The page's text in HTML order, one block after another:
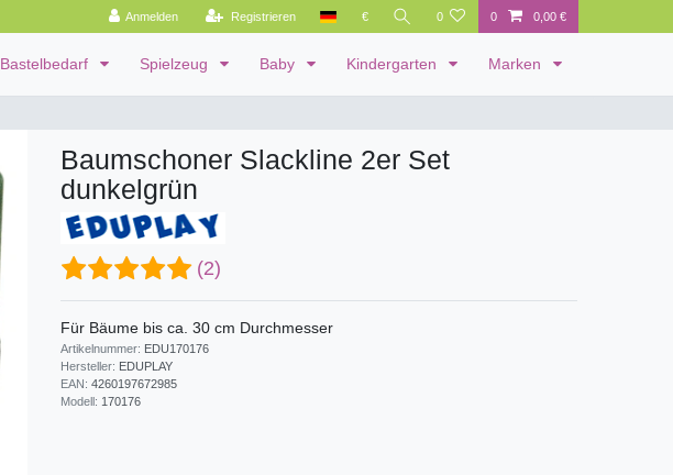
Anmelden Registrieren € 0 0 0,00 €
Bastelbedarf Spielzeug Baby Kindergarten Marken
Baumschoner Slackline 2er Set
dunkelgrün
(2)
Für Bäume bis ca. 30 cm Durchmesser
Artikelnummer: EDU170176
Hersteller: EDUPLAY
EAN: 4260197672985
Modell: 170176